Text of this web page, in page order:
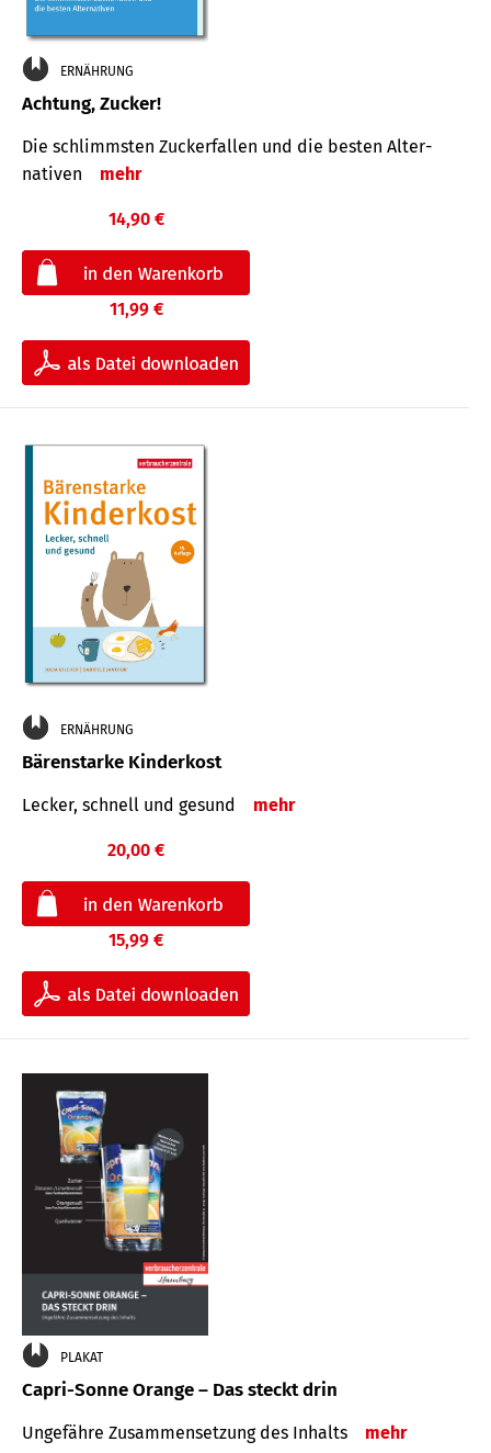
ERNÄHRUNG
Achtung, Zucker!
Die schlimmsten Zucker­fallen und die besten Alter­
nativen
mehr
14,90 €
11,99 €
ERNÄHRUNG
Bärenstarke Kinderkost
Lecker, schnell und gesund mehr
20,00 €
15,99 €
PLAKAT
Capri-Sonne Orange – Das steckt drin
Ungefähre Zu­sammen­setzung des Inhalts mehr